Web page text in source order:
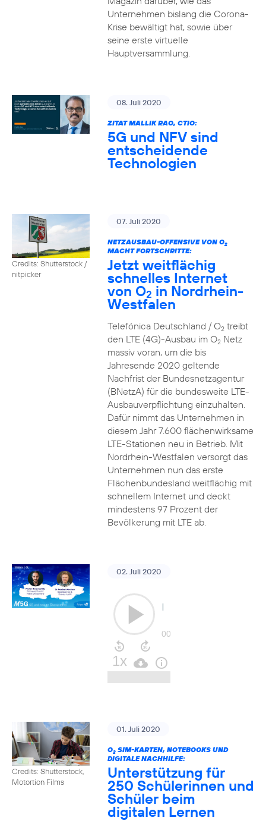
Unternehmen bislang die Corona-
Krise bewältigt hat, sowie über
seine erste virtuelle
Hauptversammlung.
08. Juli 2020
ZITAT MALLIK RAO, CTIO:
5G und NFV sind
entscheidende
Technologien
Credits: Shutterstock /
nitpicker
07. Juli 2020
NETZAUSBAU-OFFENSIVE VON O2
MACHT FORTSCHRITTE:
Jetzt weitflächig
schnelles Internet
von O2 in Nordrhein-
Westfalen
Telefónica Deutschland / O2treibt
den LTE (4G)-Ausbau im O2Netz
massiv voran, um die bis
Jahresende 2020 geltende
Nachfrist der Bundesnetzagentur
(BNetzA) für die bundesweite LTE-
Ausbauverpflichtung einzuhalten.
Dafür nimmt das Unternehmen in
diesem Jahr 7.600 flächenwirksame
LTE-Stationen neu in Betrieb. Mit
Nordrhein-Westfalen versorgt das
Unternehmen nun das erste
Flächenbundesland weitflächig mit
schnellem Internet und deckt
mindestens 97 Prozent der
Bevölkerung mit LTE ab.
02. Juli 2020
Credits: Shutterstock,
Motortion Films
01. Juli 2020
O2SIM-KARTEN, NOTEBOOKS UND
DIGITALE NACHHILFE:
Unterstützung für
250 Schülerinnen und
Schüler beim
digitalen Lernen